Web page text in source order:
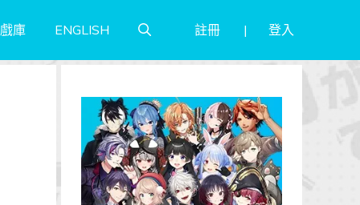
庫 ENGLISH 註冊 登入